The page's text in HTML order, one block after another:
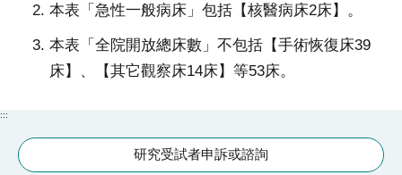
本表「急性一般病床」包括【核醫病床2床】。
本表「全院開放總床數」不包括【手術恢復床39
床】、【其它觀察床14床】等53床。
:::
研究受試者申訴或諮詢